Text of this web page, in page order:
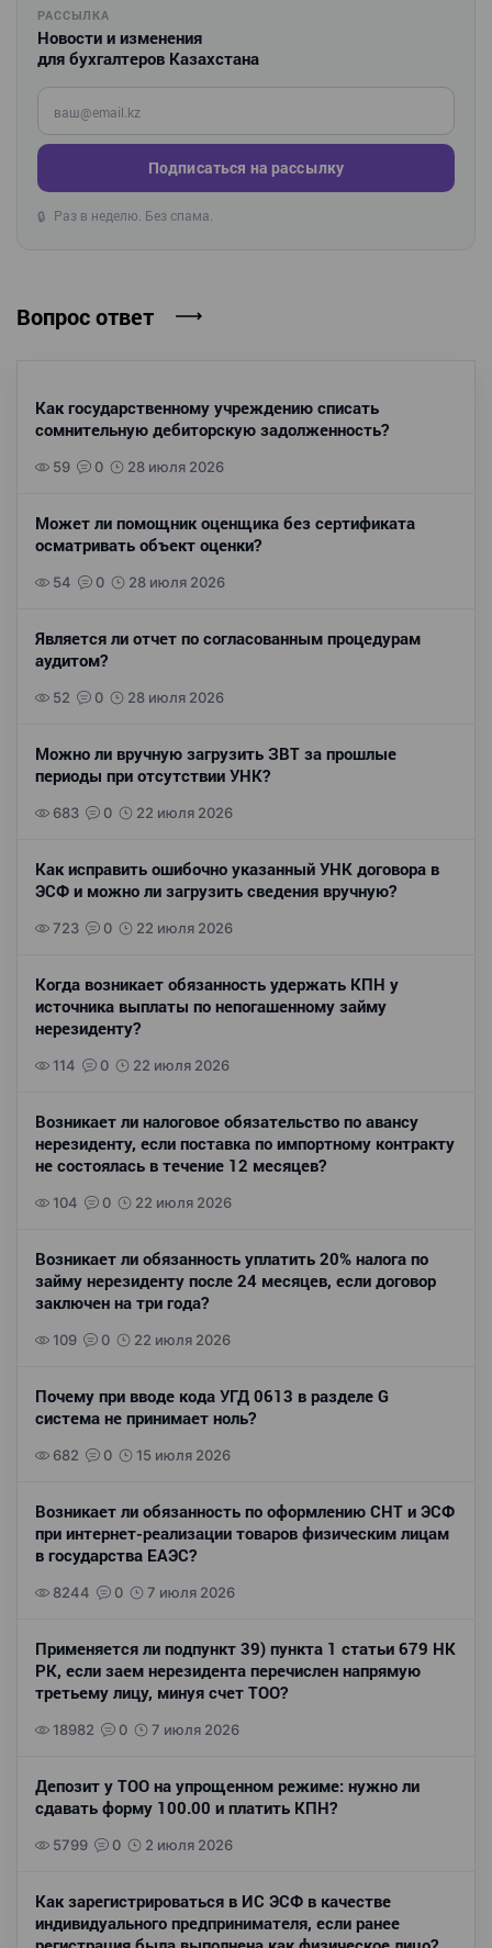
РАССЫЛКА
Новости и изменения
для бухгалтеров Казахстана
Введите ваш e-mail
Подписаться на рассылку
🔒 Раз в неделю. Без спама.
Вопрос ответ
Как государственному учреждению списать
сомнительную дебиторскую задолженность?
59 0 28 июля 2026
Может ли помощник оценщика без сертификата
осматривать объект оценки?
54 0 28 июля 2026
Является ли отчет по согласованным процедурам
аудитом?
52 0 28 июля 2026
Можно ли вручную загрузить ЗВТ за прошлые
периоды при отсутствии УНК?
683 0 22 июля 2026
Как исправить ошибочно указанный УНК договора в
ЭСФ и можно ли загрузить сведения вручную?
723 0 22 июля 2026
Когда возникает обязанность удержать КПН у
источника выплаты по непогашенному займу
нерезиденту?
114 0 22 июля 2026
Возникает ли налоговое обязательство по авансу
нерезиденту, если поставка по импортному контракту
не состоялась в течение 12 месяцев?
104 0 22 июля 2026
Возникает ли обязанность уплатить 20% налога по
займу нерезиденту после 24 месяцев, если договор
заключен на три года?
109 0 22 июля 2026
Почему при вводе кода УГД 0613 в разделе G
система не принимает ноль?
682 0 15 июля 2026
Возникает ли обязанность по оформлению СНТ и ЭСФ
при интернет-реализации товаров физическим лицам
в государства ЕАЭС?
8244 0 7 июля 2026
Применяется ли подпункт 39) пункта 1 статьи 679 НК
РК, если заем нерезидента перечислен напрямую
третьему лицу, минуя счет ТОО?
18982 0 7 июля 2026
Депозит у ТОО на упрощенном режиме: нужно ли
сдавать форму 100.00 и платить КПН?
5799 0 2 июля 2026
Как зарегистрироваться в ИС ЭСФ в качестве
индивидуального предпринимателя, если ранее